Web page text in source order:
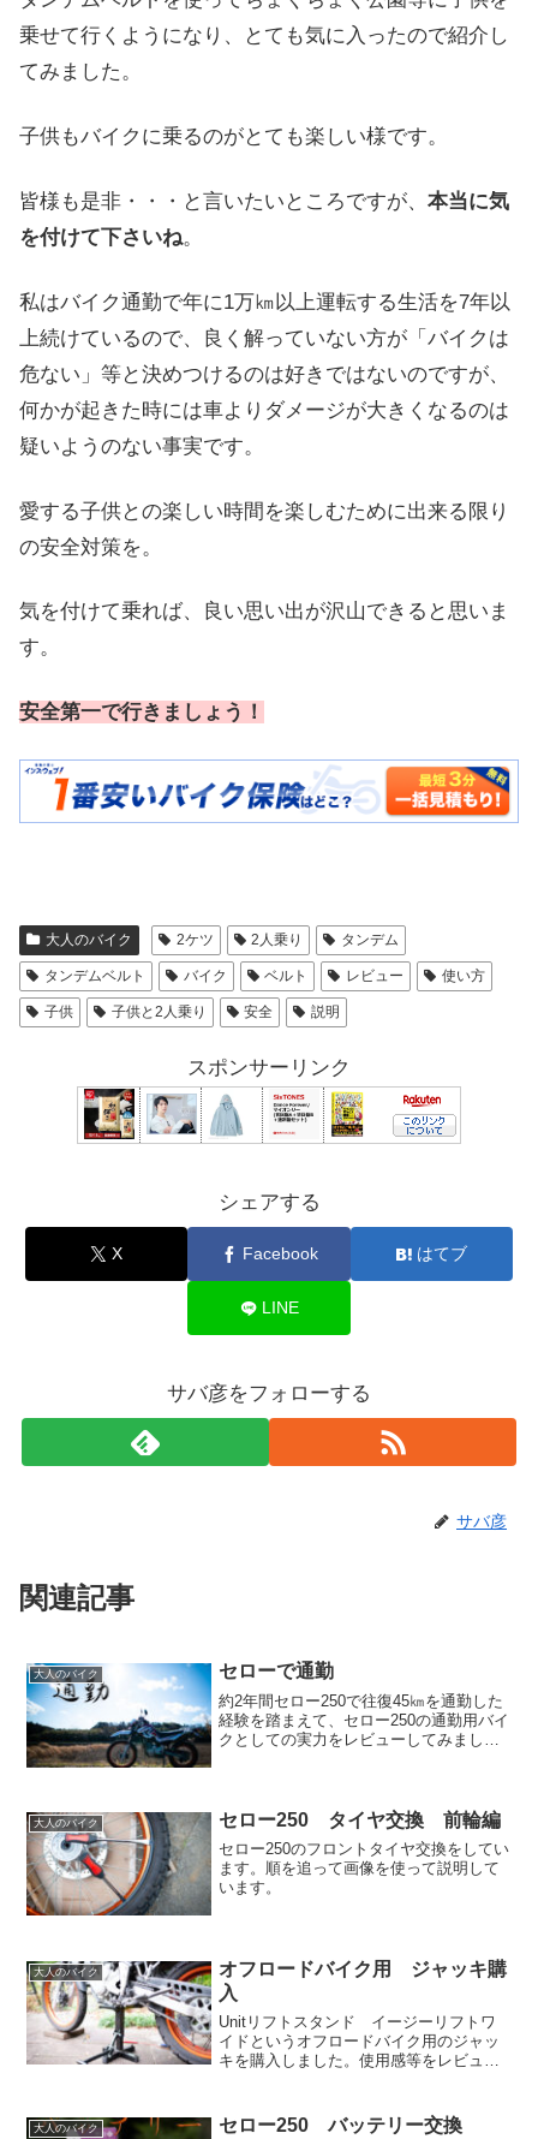
乗せて行くようになり、とても気に入ったので紹介し
てみました。
子供もバイクに乗るのがとても楽しい様です。
皆様も是非・・・と言いたいところですが、 本当に気
を付けて下さいね。
私はバイク通勤で年に1万㎞以上運転する生活を7年以
上続けているので、良く解っていない方が「バイクは
危ない」等と決めつけるのは好きではないのですが、
何かが起きた時には車よりダメージが大きくなるのは
疑いようのない事実です。
愛する子供との楽しい時間を楽しむために出来る限り
の安全対策を。
気を付けて乗れば、良い思い出が沢山できると思いま
す。
安全第一で行きましょう！
大人のバイク 2ケツ 2人乗り タンデム
タンデムベルト バイク ベルト レビュー 使い方
子供 子供と2人乗り 安全 説明
スポンサーリンク
シェアする
X Facebook はてブ
LINE
サバ彦をフォローする
サバ彦
関連記事
大人のバイク セローで通勤
約2年間セロー250で往復45㎞を通勤した
経験を踏まえて、セロー250の通勤用バイ
クとしての実力をレビューしてみまし
大人のバイク セロー250 タイヤ交換 前輪編
セロー250のフロントタイヤ交換をしてい
ます。順を追って画像を使って説明して
います。
大人のバイク
オフロードバイク用 ジャッキ購
入
Unitリフトスタンド イージーリフトワ
イドというオフロードバイク用のジャッ
キを購入しました。使用感等をレビュー
大人のバイク セロー250 バッテリー交換